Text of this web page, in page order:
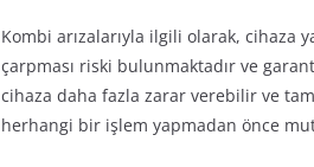
Kombi arızalarıyla ilgili olarak,
çarpması riski bulunmaktadır ve
cihaza daha fazla zarar verebilir ve
herhangi bir işlem yapmadan önce